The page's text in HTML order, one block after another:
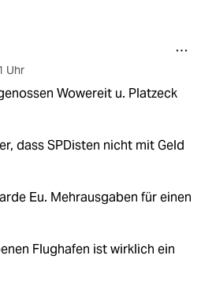
Uhr
Wowereit u. Platzeck
dass SPDisten nicht mit Geld
Eu. Mehrausgaben für einen
Flughafen ist wirklich ein